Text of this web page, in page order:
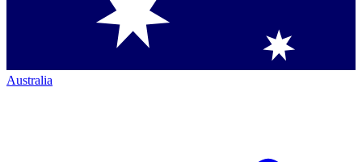
Australia